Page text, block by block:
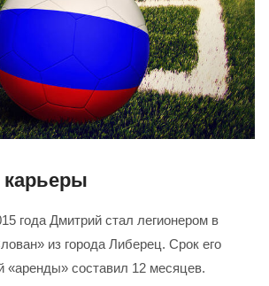
карьеры
года Дмитрий стал легионером в
из города Либерец. Срок его
«аренды» составил 12 месяцев.